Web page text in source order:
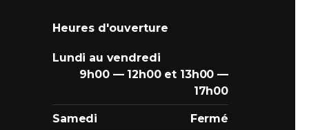
Heures d'ouverture
Lundi au vendredi
9h00 — 12h00 et 13h00 —
17h00
Samedi Fermé